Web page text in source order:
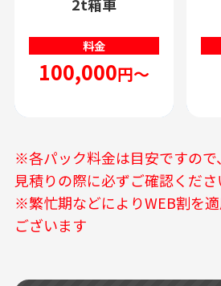
料金
100,000円～
※各パック料金は目安ですので
見積りの際に必ずご確認くださ
※繁忙期などによりWEB割を
ございます